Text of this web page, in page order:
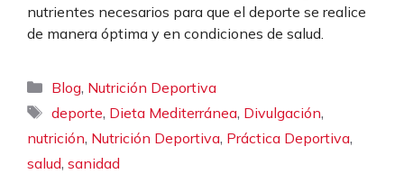
nutrientes necesarios para que el deporte se realice
de manera óptima y en condiciones de salud.
Categorías
Blog, Nutrición Deportiva
Etiquetas
deporte, Dieta Mediterránea, Divulgación,
nutrición, Nutrición Deportiva, Práctica Deportiva,
salud, sanidad